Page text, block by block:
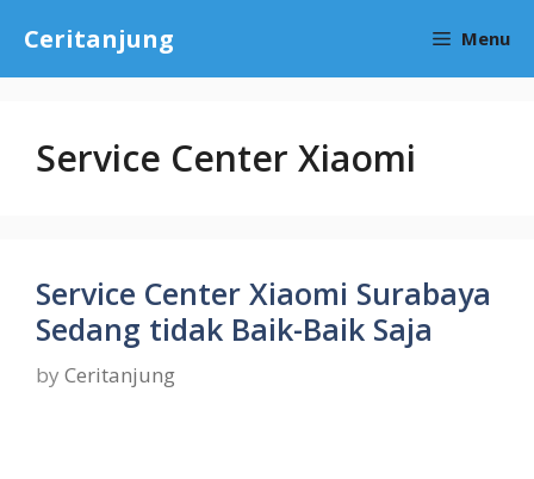
content
Ceritanjung Menu
Service Center Xiaomi
Service Center Xiaomi Surabaya
Sedang tidak Baik-Baik Saja
by Ceritanjung